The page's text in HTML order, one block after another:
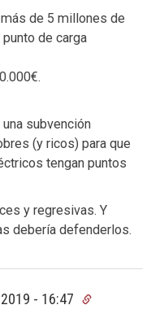
de 5 millones de
de carga
subvención
(y ricos) para que
tengan puntos
y regresivas. Y
debería defenderlos.
- 16:47